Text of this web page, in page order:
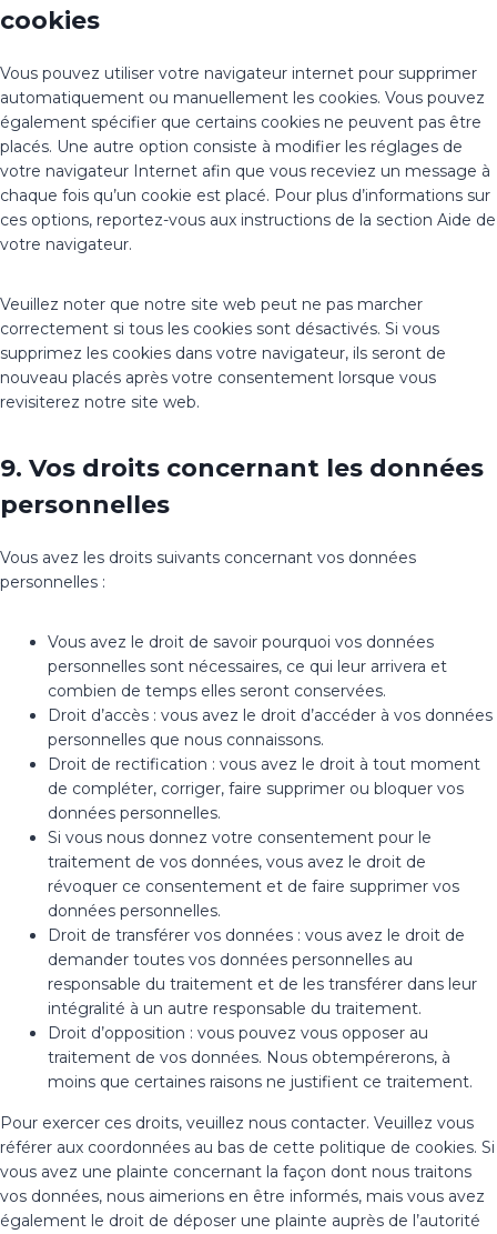
cookies
Vous pouvez utiliser votre navigateur internet pour supprimer
automatiquement ou manuellement les cookies. Vous pouvez
également spécifier que certains cookies ne peuvent pas être
placés. Une autre option consiste à modifier les réglages de
votre navigateur Internet afin que vous receviez un message à
chaque fois qu’un cookie est placé. Pour plus d’informations sur
ces options, reportez-vous aux instructions de la section Aide de
votre navigateur.
Veuillez noter que notre site web peut ne pas marcher
correctement si tous les cookies sont désactivés. Si vous
supprimez les cookies dans votre navigateur, ils seront de
nouveau placés après votre consentement lorsque vous
revisiterez notre site web.
9. Vos droits concernant les données
personnelles
Vous avez les droits suivants concernant vos données
personnelles :
Vous avez le droit de savoir pourquoi vos données
personnelles sont nécessaires, ce qui leur arrivera et
combien de temps elles seront conservées.
Droit d’accès : vous avez le droit d’accéder à vos données
personnelles que nous connaissons.
Droit de rectification : vous avez le droit à tout moment
de compléter, corriger, faire supprimer ou bloquer vos
données personnelles.
Si vous nous donnez votre consentement pour le
traitement de vos données, vous avez le droit de
révoquer ce consentement et de faire supprimer vos
données personnelles.
Droit de transférer vos données : vous avez le droit de
demander toutes vos données personnelles au
responsable du traitement et de les transférer dans leur
intégralité à un autre responsable du traitement.
Droit d’opposition : vous pouvez vous opposer au
traitement de vos données. Nous obtempérerons, à
moins que certaines raisons ne justifient ce traitement.
Pour exercer ces droits, veuillez nous contacter. Veuillez vous
référer aux coordonnées au bas de cette politique de cookies. Si
vous avez une plainte concernant la façon dont nous traitons
vos données, nous aimerions en être informés, mais vous avez
également le droit de déposer une plainte auprès de l’autorité